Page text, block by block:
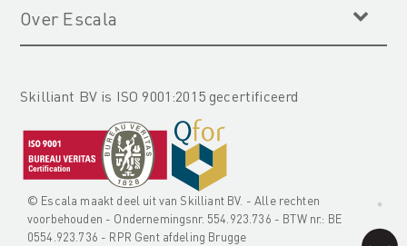
Over Escala
Skilliant BV is ISO 9001:2015 gecertificeerd
© Escala maakt deel uit van Skilliant BV. - Alle rechten
voorbehouden - Ondernemingsnr. 554.923.736 - BTW nr.: BE
0554.923.736 - RPR Gent afdeling Brugge